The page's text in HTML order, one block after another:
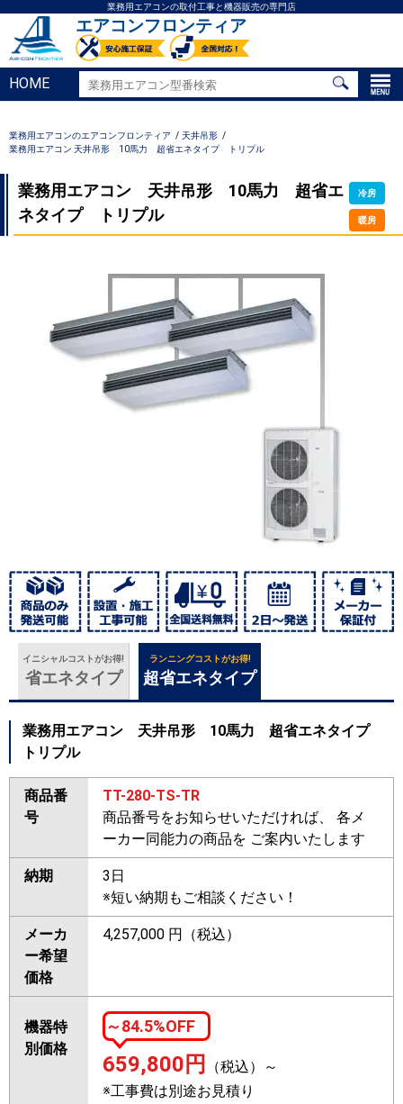
業務用エアコンの取付工事と機器販売の専門店
エアコンフロンティア
HOME
業務用エアコンのエアコンフロンティア
天井吊形
業務用エアコン 天井吊形 10馬力 超省エネタイプ トリプル
業務用エアコン 天井吊形 10馬力 超省エ
ネタイプ トリプル
冷房
暖房
イニシャルコストがお得!
省エネタイプ
ランニングコストがお得!
超省エネタイプ
業務用エアコン 天井吊形 10馬力 超省エネタイプ
トリプル
商品番
号
TT-280-TS-TR
商品番号をお知らせいただければ、 各メ
ーカー同能力の商品を ご案内いたします
納期
3日
※短い納期もご相談ください！
メーカ
ー希望
価格
4,257,000 円（税込）
機器特
別価格
～84.5%OFF
659,800 円
（税込）～
※工事費は別途お見積り